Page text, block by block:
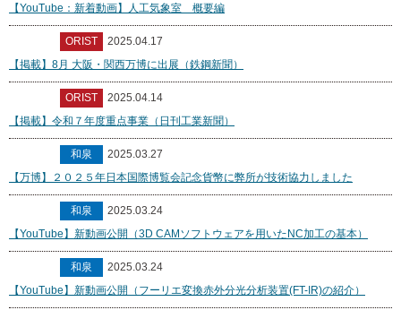
【YouTube：新着動画】人工気象室 概要編
ORIST
2025.04.17
【掲載】8月 大阪・関西万博に出展（鉄鋼新聞）
ORIST
2025.04.14
【掲載】令和７年度重点事業（日刊工業新聞）
和泉
2025.03.27
【万博】２０２５年日本国際博覧会記念貨幣に弊所が技術協力しました
和泉
2025.03.24
【YouTube】新動画公開（3D CAMソフトウェアを用いたNC加工の基本）
和泉
2025.03.24
【YouTube】新動画公開（フーリエ変換赤外分光分析装置(FT-IR)の紹介）